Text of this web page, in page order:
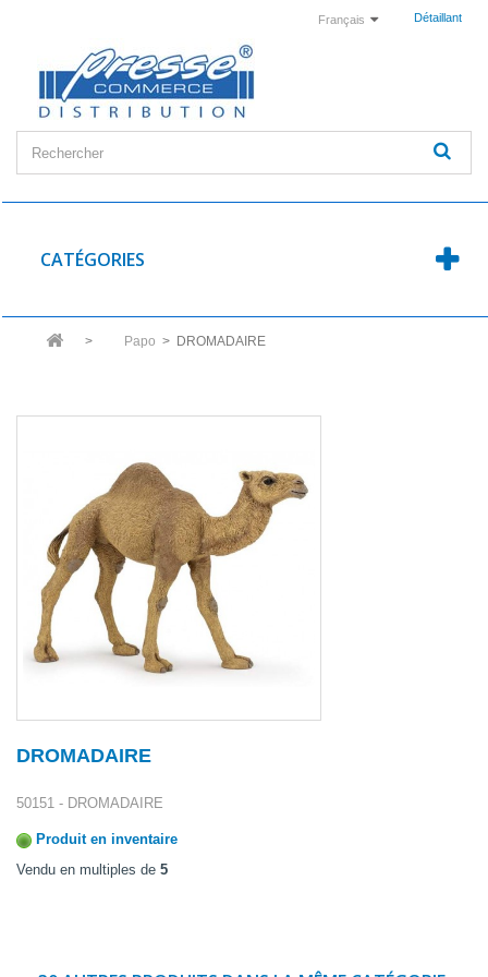
Détaillant
Français
CATÉGORIES
> Papo > DROMADAIRE
DROMADAIRE
50151 - DROMADAIRE
Produit en inventaire
Vendu en multiples de 5